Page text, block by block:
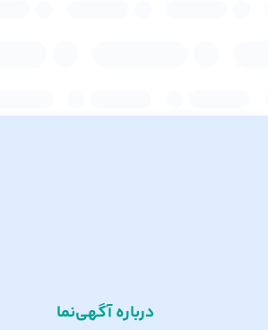
درباره آگهی‌نما